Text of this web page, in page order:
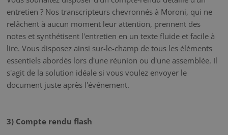
entretien ? Nos transcripteurs chevronnés à Moroni, qui ne
relâchent à aucun moment leur attention, prennent des
notes et synthétisent l'entretien en un texte fluide et facile à
lire. Vous disposez ainsi sur-le-champ de tous les éléments
essentiels abordés lors d'une réunion ou d'une assemblée. Il
s'agit de la solution idéale si vous voulez envoyer le
document juste après l'événement.
3) Compte rendu flash